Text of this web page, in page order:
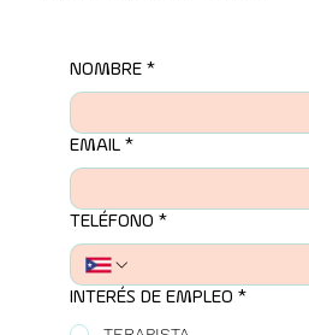
NOMBRE *
EMAIL *
TELÉFONO *
INTERÉS DE EMPLEO *